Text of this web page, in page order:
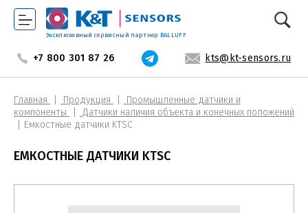
Эксклюзивный сервисный партнер BALLUFF
+7 800 301 87 26 kts@kt-sensors.ru
Главная Продукция
Промышленные датчики и
компоненты
Датчики наличия объекта и конечных положений
Емкостные датчики KTSC
ЕМКОСТНЫЕ ДАТЧИКИ KTSC